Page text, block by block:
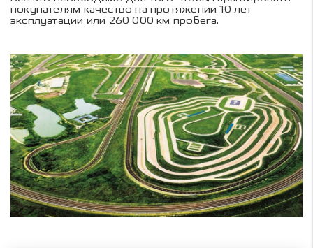
покупателям качество на протяжении 10 лет
эксплуатации или 260 000 км пробега.